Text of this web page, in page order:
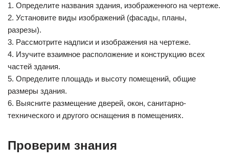
1. Определите названия здания, изображенного на чертеже.
2. Установите виды изображений (фасады, планы,
разрезы).
3. Рассмотрите надписи и изображения на чертеже.
4. Изучите взаимное расположение и конструкцию всех
частей здания.
5. Определите площадь и высоту помещений, общие
размеры здания.
6. Выясните размещение дверей, окон, санитарно-
технического и другого оснащения в помещениях.
Проверим знания